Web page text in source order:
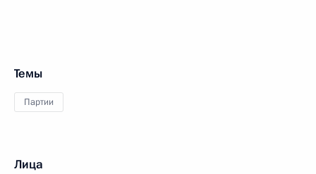
Темы
Партии
Лица